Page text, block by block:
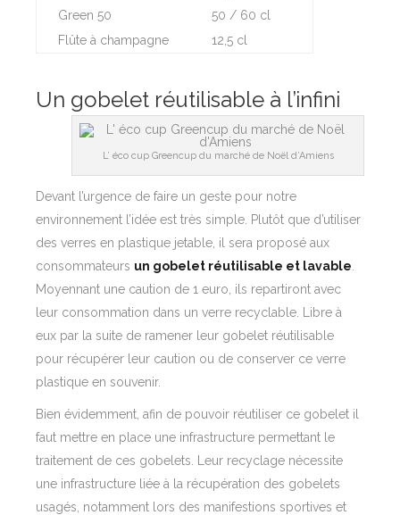
Green 50
50 / 60 cl
Flûte à champagne
12,5 cl
Un gobelet réutilisable à l’infini
L’ éco cup Greencup du marché de Noël d’Amiens
Devant l’urgence de faire un geste pour notre
environnement l’idée est très simple. Plutôt que d’utiliser
des verres en plastique jetable, il sera proposé aux
consommateurs un gobelet réutilisable et lavable
Moyennant une caution de 1 euro, ils repartiront avec
leur consommation dans un verre recyclable. Libre à
eux par la suite de ramener leur gobelet réutilisable
pour récupérer leur caution ou de conserver ce verre
plastique en souvenir.
Bien évidemment, afin de pouvoir réutiliser ce gobelet il
faut mettre en place une infrastructure permettant le
traitement de ces gobelets. Leur recyclage nécessite
une infrastructure liée à la récupération des gobelets
usagés, notamment lors des manifestions sportives et